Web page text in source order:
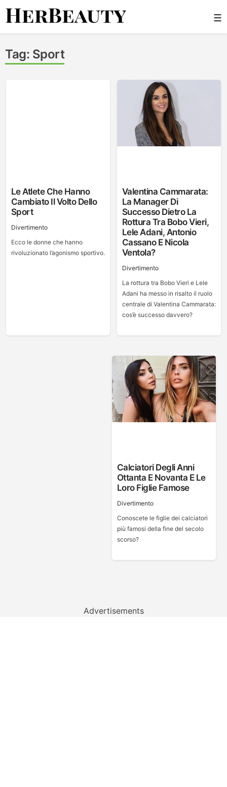
Skip
☰
Tag: Sport
Le Atlete Che Hanno
Cambiato Il Volto Dello
Sport
Divertimento
Ecco le donne che hanno
rivoluzionato l’agonismo sportivo.
Valentina Cammarata:
La Manager Di
Successo Dietro La
Rottura Tra Bobo Vieri,
Lele Adani, Antonio
Cassano E Nicola
Ventola?
Divertimento
La rottura tra Bobo Vieri e Lele
Adani ha messo in risalto il ruolo
centrale di Valentina Cammarata:
cos’è successo davvero?
Calciatori Degli Anni
Ottanta E Novanta E Le
Loro Figlie Famose
Divertimento
Conoscete le figlie dei calciatori
più famosi della fine del secolo
scorso?
Advertisements